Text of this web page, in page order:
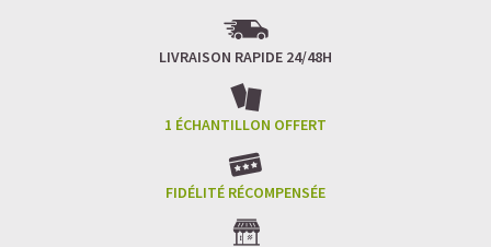
LIVRAISON RAPIDE 24/48H
1 ÉCHANTILLON OFFERT
FIDÉLITÉ RÉCOMPENSÉE